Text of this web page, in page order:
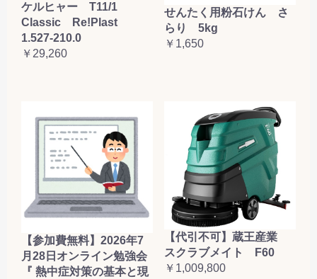
ケルヒャー T11/1
Classic Re!Plast
1.527-210.0
￥29,260
せんたく用粉石けん さ
らり 5kg
￥1,650
【参加費無料】2026年7
月28日オンライン勉強会
『 熱中症対策の基本と現
【代引不可】蔵王産業
スクラブメイト F60
￥1,009,800